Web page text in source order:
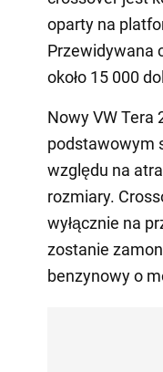
oparty na
Przewidywana
około 15 000
Nowy VW Tera
podstawowym
względu na
rozmiary.
wyłącznie na
zostanie
benzynowy o